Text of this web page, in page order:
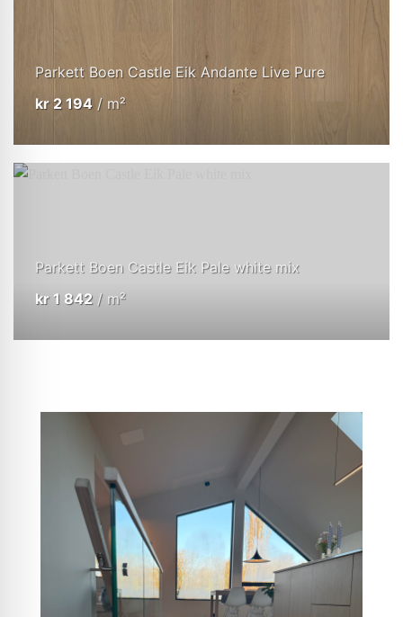
Parkett Boen Castle Eik Andante Live Pure
kr2 194 / m²
Parkett Boen Castle Eik Pale white mix
kr1 842 / m²